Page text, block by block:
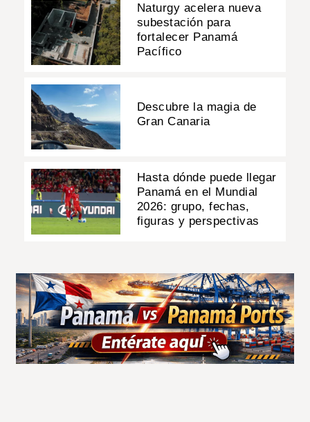
Naturgy acelera nueva
subestación para
fortalecer Panamá
Pacífico
Descubre la magia de
Gran Canaria
Hasta dónde puede llegar
Panamá en el Mundial
2026: grupo, fechas,
figuras y perspectivas